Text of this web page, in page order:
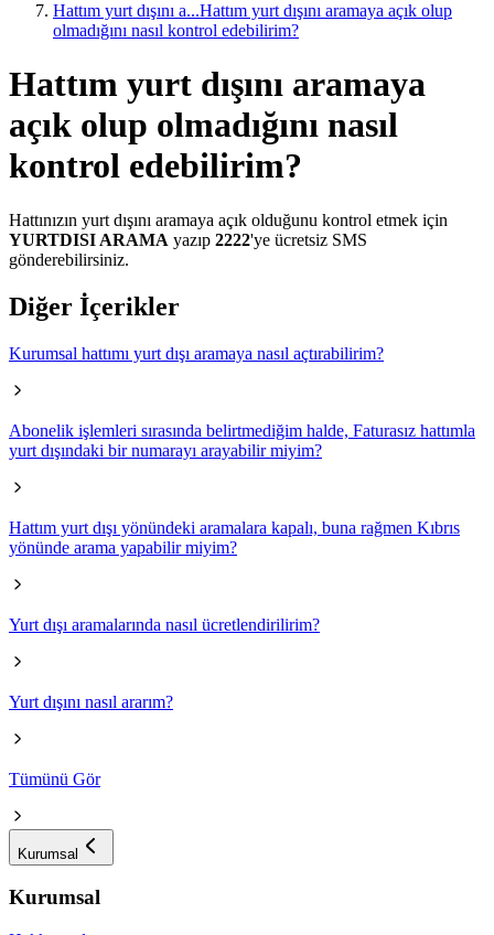
Hattım yurt dışını a...Hattım yurt dışını aramaya açık olup
olmadığını nasıl kontrol edebilirim?
Hattım yurt dışını aramaya
açık olup olmadığını nasıl
kontrol edebilirim?
​​Hattınızın yurt ​dışını aramaya açık olduğunu kontrol etmek için
YURTDISI ARAMA yazıp 2222'ye ücretsiz SMS
gönderebilirsiniz.
Diğer İçerikler
Kurumsal hattımı yurt dışı aramaya nasıl açtırabilirim?
Abonelik işlemleri sırasında belirtmediğim halde, Faturasız hattımla
yurt dışındaki bir numarayı arayabilir miyim?
Hattım yurt dışı yönündeki aramalara kapalı, buna rağmen Kıbrıs
yönünde arama yapabilir miyim?
Yurt dışı aramalarında nasıl ücretlendirilirim?
Yurt dışını nasıl ararım?
Tümünü Gör
Kurumsal
Kurumsal